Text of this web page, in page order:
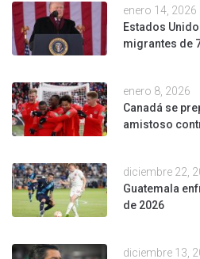
enero 14, 2026
Estados
migrantes de
enero 8, 2026
Canadá se
amistoso
diciembre 22,
Guatemala
de 2026
diciembre 13,